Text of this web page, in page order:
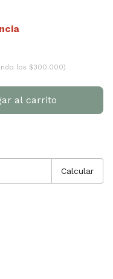
los $300.000)
Calcular